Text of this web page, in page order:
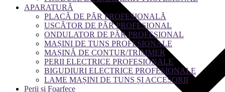
APARATURĂ
PLACĂ DE PĂR PROFESIONALĂ
USCĂTOR DE PĂR PROFESIONAL
ONDULATOR DE PĂR PROFESIONAL
MAȘINI DE TUNS PROFESIONALE
MAȘINĂ DE CONTUR/TRIMMER
PERII ELECTRICE PROFESIONALE
BIGUDIURI ELECTRICE PROFESIONALE
LAME MAȘINI DE TUNS ȘI ACCESORII
Perii și Foarfece